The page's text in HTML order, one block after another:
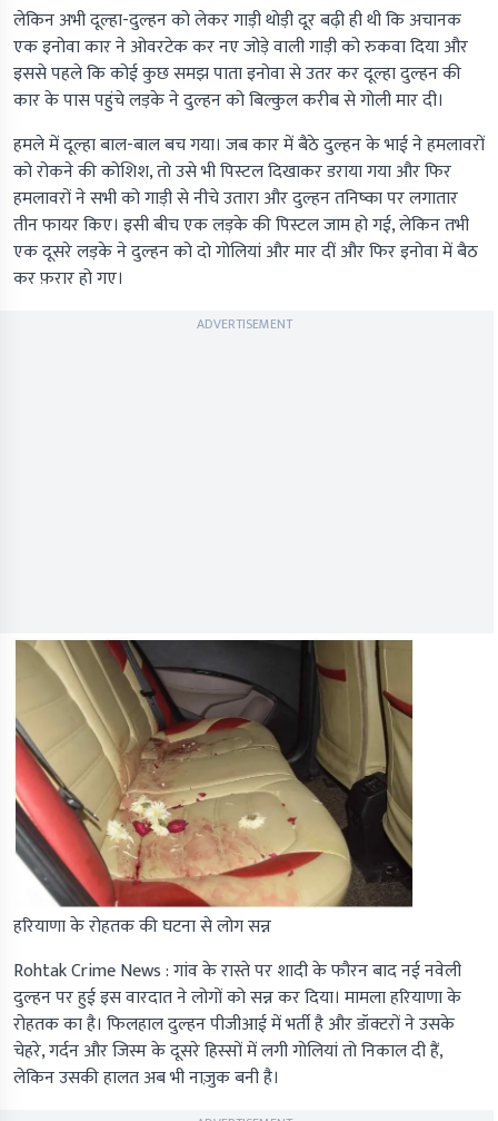
लेकिन अभी दूल्हा-दुल्हन को लेकर गाड़ी थोड़ी दूर बढ़ी ही थी कि अचानक
एक इनोवा कार ने ओवरटेक कर नए जोड़े वाली गाड़ी को रुकवा दिया और
इससे पहले कि कोई कुछ समझ पाता इनोवा से उतर कर दूल्हा दुल्हन की
कार के पास पहुंचे लड़के ने दुल्हन को बिल्कुल करीब से गोली मार दी।
हमले में दूल्हा बाल-बाल बच गया। जब कार में बैठे दुल्हन के भाई ने हमलावरों
को रोकने की कोशिश, तो उसे भी पिस्टल दिखाकर डराया गया और फिर
हमलावरों ने सभी को गाड़ी से नीचे उतारा और दुल्हन तनिष्का पर लगातार
तीन फायर किए। इसी बीच एक लड़के की पिस्टल जाम हो गई, लेकिन तभी
एक दूसरे लड़के ने दुल्हन को दो गोलियां और मार दीं और फिर इनोवा में बैठ
कर फ़रार हो गए।
ADVERTISEMENT
हरियाणा के रोहतक की घटना से लोग सन्न
Rohtak Crime News :गांव के रास्ते पर शादी के फौरन बाद नई नवेली
दुल्हन पर हुई इस वारदात ने लोगों को सन्न कर दिया। मामला हरियाणा के
रोहतक का है। फिलहाल दुल्हन पीजीआई में भर्ती है और डॉक्टरों ने उसके
चेहरे, गर्दन और जिस्म के दूसरे हिस्सों में लगी गोलियां तो निकाल दी हैं,
लेकिन उसकी हालत अब भी नाज़ुक बनी है।